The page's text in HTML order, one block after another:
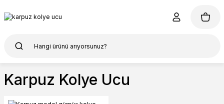
Karpuz Kolye Ucu